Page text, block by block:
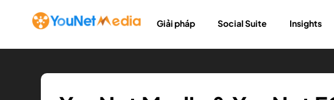
Giải pháp Social Suite Insights